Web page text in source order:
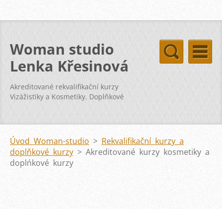
Woman studio
Lenka Křesinová
Akreditované rekvalifikační kurzy
Vizážistiky a Kosmetiky. Doplňkové
kurzy svatba vizáž kosmetika pleť
Úvod Woman-studio > Rekvalifikační kurzy a
doplňkové kurzy > Akreditované kurzy kosmetiky a
doplńkové kurzy